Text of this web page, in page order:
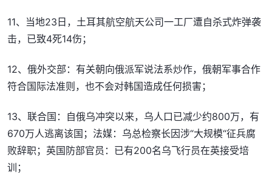
11、当地23日，土耳其航空航天公司一工厂遭自杀式炸弹袭
击，已致4死14伤；
12、俄外交部：有关朝向俄派军说法系炒作，俄朝军事合作
符合国际法准则，也不会对韩国造成任何损害；
13、联合国：自俄乌冲突以来，乌人口已减少约800万，有
670万人逃离该国；法媒：乌总检察长因涉“大规模“征兵腐
败辞职；英国防部官员：已有200名乌飞行员在英接受培
训；